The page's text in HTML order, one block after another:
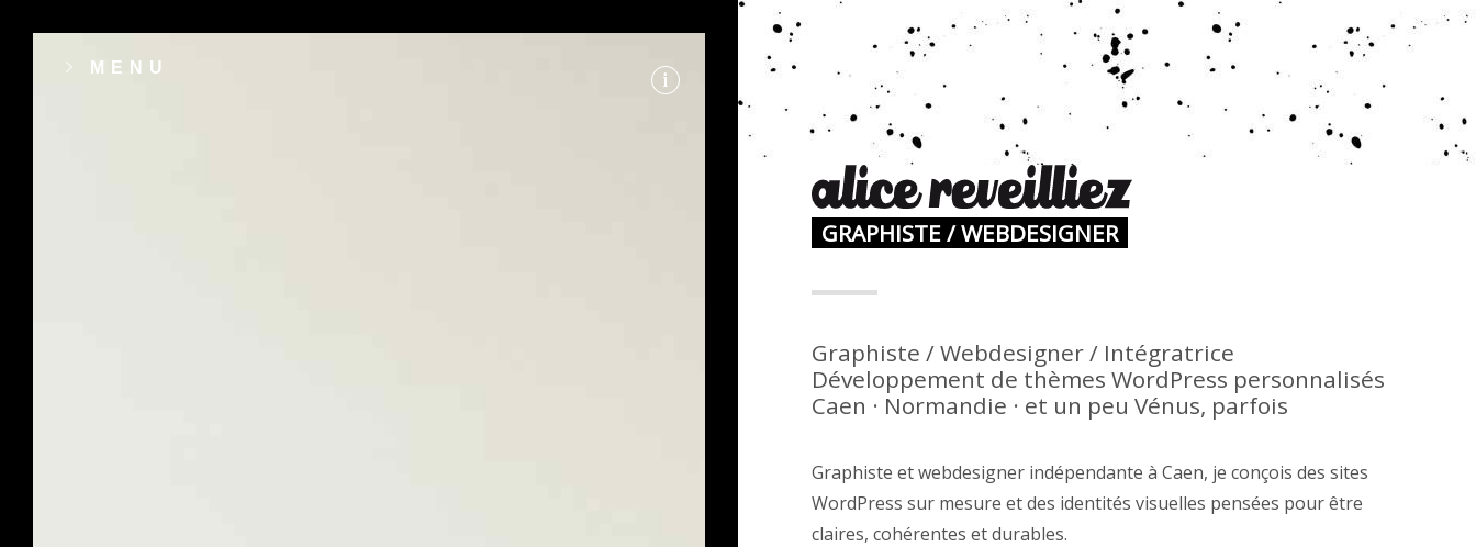
MENU
GRAPHISTE / WEBDESIGNER
Graphiste / Webdesigner / Intégratrice
Développement de thèmes WordPress personnalisés
Caen · Normandie · et un peu Vénus, parfois
Graphiste et webdesigner indépendante à Caen, je conçois des sites
WordPress sur mesure et des identités visuelles pensées pour être
claires, cohérentes et durables.